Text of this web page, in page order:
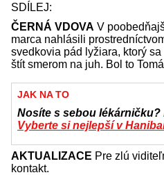
SDÍLEJ:
ČERNÁ VDOVA V
marca nahlásili
svedkovia pád lyžiara, ktorý
štít smerom na juh. Bol to
JAK NA TO
Nosíte s sebou lékárničku?
Vyberte si nejlepší v
AKTUALIZACE Pre zlú
kontakt.